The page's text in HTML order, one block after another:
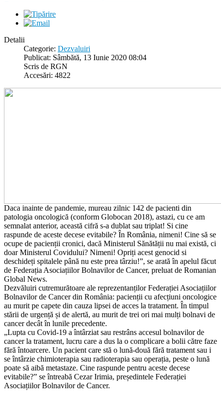
Detalii
Categorie: Dezvaluiri
Publicat: Sâmbătă, 13 Iunie 2020 08:04
Scris de RGN
Accesări: 4822
Daca inainte de pandemie, mureau zilnic 142 de pacienti din
patologia oncologică (conform Globocan 2018), astazi, cu ce am
semnalat anterior, această cifră s-a dublat sau triplat! Si cine
raspunde de aceste decese evitabile? În România, nimeni! Cine să se
ocupe de pacienții cronici, dacă Ministerul Sănătății nu mai există, ci
doar Ministerul Covidului? Nimeni! Opriți acest genocid si
deschideți spitalele până nu este prea târziu!”, se arată în apelul făcut
de Federația Asociațiilor Bolnavilor de Cancer, preluat de Romanian
Global News.
Dezvăluiri cutremurătoare ale reprezentanților Federației Asociațiilor
Bolnavilor de Cancer din România: pacienții cu afecțiuni oncologice
au murit pe capete din cauza lipsei de acces la tratament. În timpul
stării de urgență și de alertă, au murit de trei ori mai mulți bolnavi de
cancer decât în lunile precedente.
„Lupta cu Covid-19 a întârziat sau restrâns accesul bolnavilor de
cancer la tratament, lucru care a dus la o complicare a bolii către faze
fără întoarcere. Un pacient care stă o lună-două fără tratament sau i
se întârzie chimioterapia sau radioterapia sau operația, peste o lună
poate să aibă metastaze. Cine raspunde pentru aceste decese
evitabile?” se întreabă Cezar Irimia, președintele Federației
Asociațiilor Bolnavilor de Cancer.